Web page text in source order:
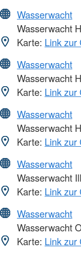
Wasserwacht
Wasserwacht
Karte: Link zur
Wasserwacht
Wasserwacht
Karte: Link zur
Wasserwacht
Wasserwacht
Karte: Link zur
Wasserwacht
Wasserwacht
Karte: Link zur
Wasserwacht
Wasserwacht
Karte: Link zur